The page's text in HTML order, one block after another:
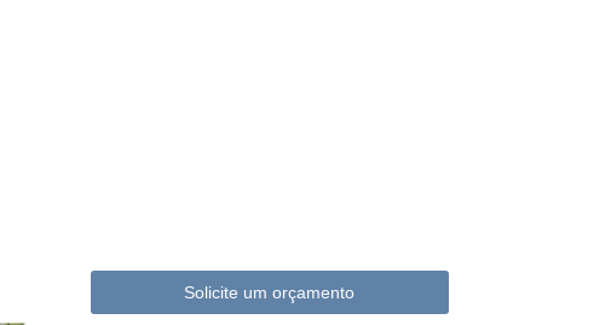
Solicite um orçamento